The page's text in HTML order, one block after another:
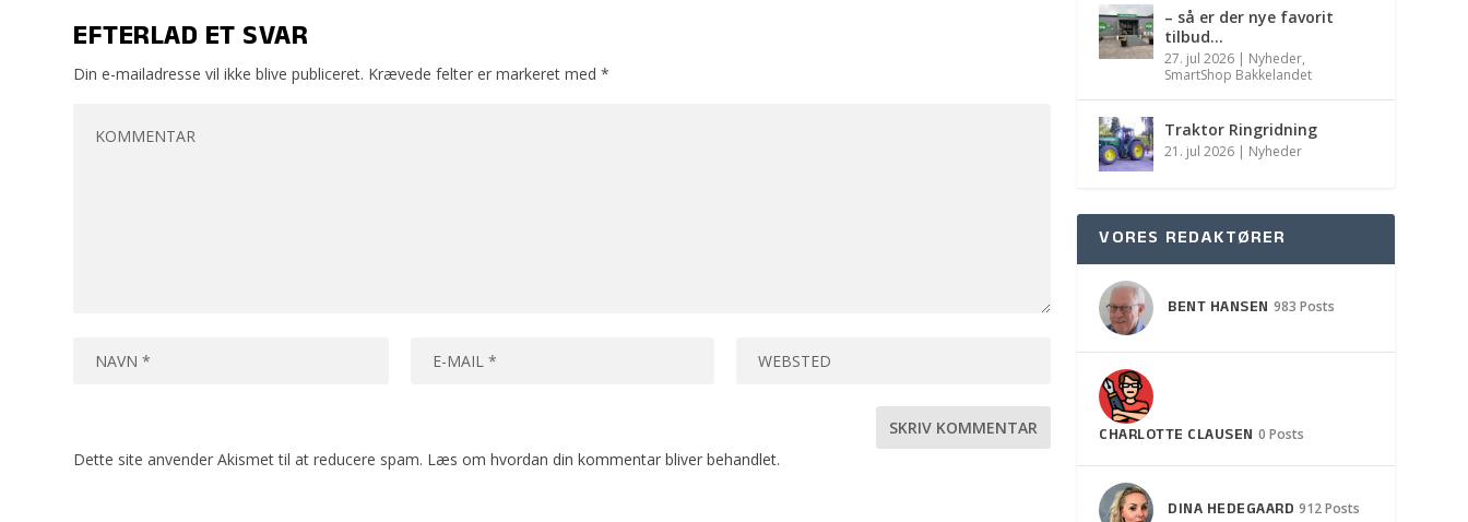
EFTERLAD ET SVAR
Din e-mailadresse vil ikke blive publiceret. Krævede felter er markeret med*
Dette site anvender Akismet til at reducere spam. Læs om hvordan din kommentar bliver behandlet.
– så er der nye favorit
tilbud…
27. jul 2026 | Nyheder,
SmartShop Bakkelandet
Traktor Ringridning
21. jul 2026 | Nyheder
VORES REDAKTØRER
BENT HANSEN 983 Posts
CHARLOTTE CLAUSEN 0 Posts
DINA HEDEGAARD 912 Posts